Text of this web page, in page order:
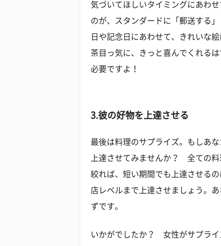
気づいてほしいタイミングにあわ
のが、スタンダードに「郵送する
日や記念日にあわせて、きれいな
茶目っ気に、きっと喜んでくれる
必要ですよ！
3.彼の好物を上達させる
最後は料理のサプライズ。もしあ
上達させてみませんか？ 全ての
絞れば、短い期間でも上達させる
店レベルまで上達させましょう。
ずです。
いかがでしたか？ 女性がサプライ